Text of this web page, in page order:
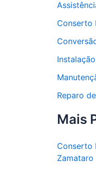
Conserto
Reparo
Mais
Conserto
Zamataro